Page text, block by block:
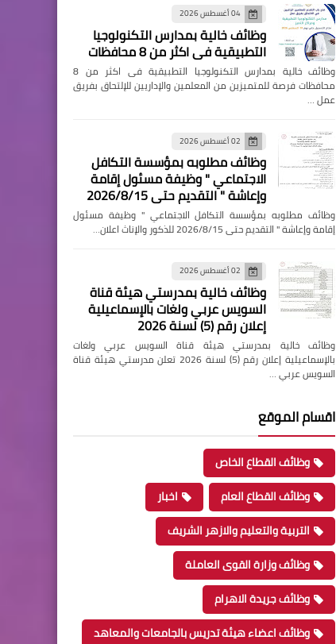
04 أغسطس 2026
وظائف خالية بمدارس التكنولوجيا
التطبيقية فى اكثر من 8 محافظات
وظائف خالية بمدارس التكنولوجيا التطبيقية فى اكثر من 8
محافظات فرصة للمتميزين من المعلمين والإداريين للإلتحاق بفريق
عمل …
02 أغسطس 2026
وظائف مطلوبه بمؤسسة التكافل
الاجتماعي " وظيفة مسئول إقامة
وإعاشة " التقديم حتى 2026/8/15
وظائف مطلوبه بمؤسسة التكافل الاجتماعي " وظيفة مسئول
إقامة وإعاشة " التقديم حتى 2026/8/15 للذكور والإناث اعلان…
02 أغسطس 2026
وظائف خالية بمدرستي هيئة قناة
السويس عربي ولغات بالإسماعيلية
إعلان رقم (5) لسنة 2026
وظائف خالية بمدرستي هيئة قناة السويس عربي ولغات
بالإسماعيلية إعلان رقم (5) لسنة 2026 تعلن مدرستي هيئة قناة
السويس عربي …
اقسام الموقع
وظائف القطاع الخاص
وظائف القطاع العام
اخبار
التربية والتعليم والازهر الشريف
وظائف وزارة القوى العاملة
وظائف جريدة الاهرام
وظائف اعضاء هيئة تدريس بالجامعات والمعاهد